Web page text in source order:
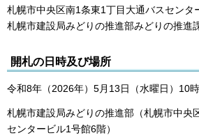
札幌市中央区南1条東1丁目大通バスセンタ
札幌市建設局みどりの推進部みどりの推進
開札の日時及び場所
令和8年（2026年）5月13日（水曜日）10
札幌市建設局みどりの推進部（札幌市中央
センタービル1号館6階）